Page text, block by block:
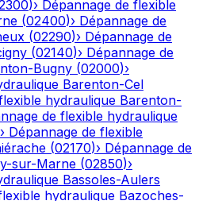
)› Dépannage de flexible
(02400)› Dépannage de
(02290)› Dépannage de
(02140)› Dépannage de
Bugny (02000)›
Barenton-Cel
hydraulique Barenton-
de flexible hydraulique
› Dépannage de flexible
(02170)› Dépannage de
sur-Marne (02850)›
Bassoles-Aulers
hydraulique Bazoches-